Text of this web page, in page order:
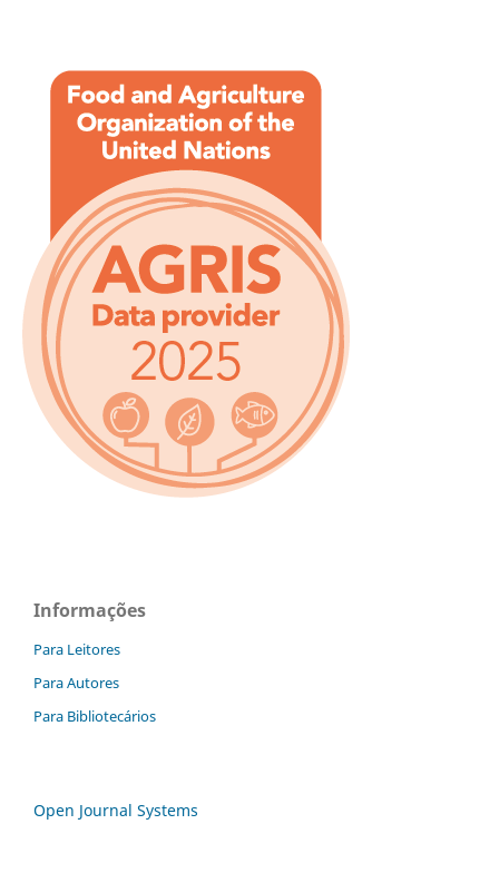
Informações
Para Leitores
Para Autores
Para Bibliotecários
Open Journal Systems